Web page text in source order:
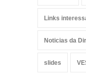
Links
Noticias da
slides